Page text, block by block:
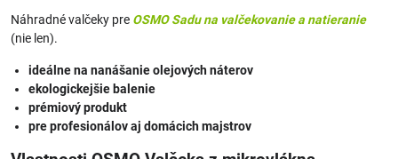
Náhradné valčeky pre OSMO Sadu na valčekovanie a natieranie
(nie len).
ideálne na nanášanie olejových náterov
ekologickejšie balenie
prémiový produkt
pre profesionálov aj domácich majstrov